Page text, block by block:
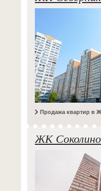
Продажа квартир в
ЖК